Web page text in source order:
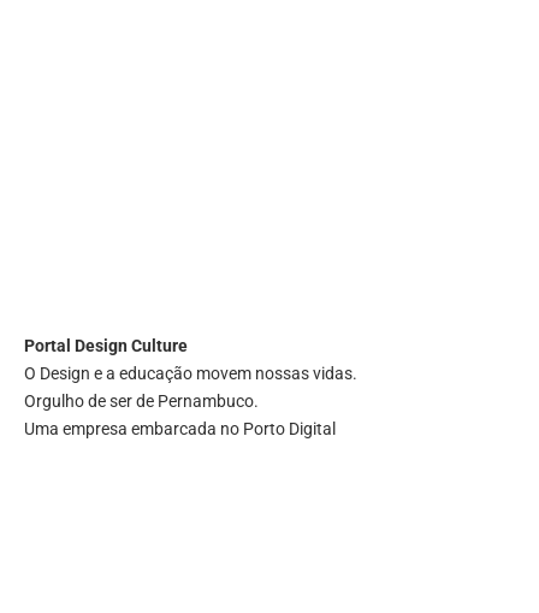
Portal Design Culture
O Design e a educação movem nossas vidas.
Orgulho de ser de Pernambuco.
Uma empresa embarcada no Porto Digital